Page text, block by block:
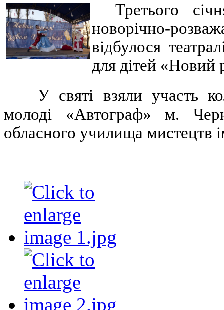
Третього
новорічно-
відбулося
для дітей «Новий
У святі взяли участь
молоді «Автограф» м.
обласного училища мистецтв